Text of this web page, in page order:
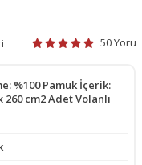
50
%100 Pamuk İçerik:
260 cm2 Adet Volanlı